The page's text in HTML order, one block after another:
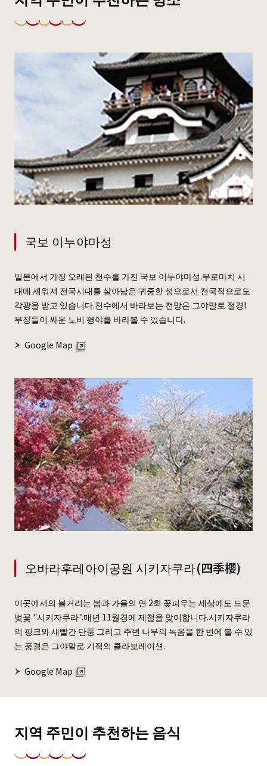
국보 이누야마성
일본에서 가장 오래된 천수를 가진 국보 이누야마성.무로마치 시
대에 세워져 전국시대를 살아남은 귀중한 성으로서 전국적으로도
각광을 받고 있습니다.천수에서 바라보는 전망은 그야말로 절경!
무장들이 싸운 노비 평야를 바라볼 수 있습니다.
Google Map
오바라후레아이공원 시키자쿠라(四季櫻)
이곳에서의 볼거리는 봄과 가을의 연 2회 꽃피우는 세상에도 드문
벚꽃 "시키자쿠라".매년 11월경에 제철을 맞이합니다.시키자쿠라
의 핑크와 새빨간 단풍 그리고 주변 나무의 녹음을 한 번에 볼 수 있
는 풍경은 그야말로 기적의 콜라보레이션.
Google Map
지역 주민이 추천하는 음식